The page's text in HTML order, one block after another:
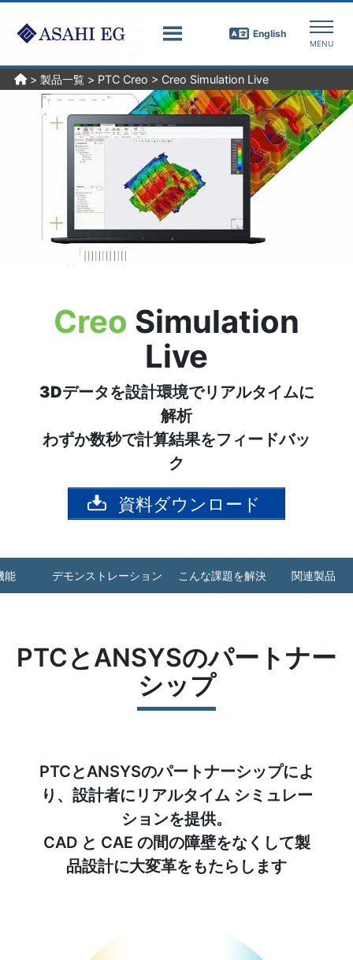
English
>製品一覧 > PTC Creo > Creo Simulation Live
Creo Simulation
Live
3Dデータを設計環境でリアルタイムに
解析
わずか数秒で計算結果をフィードバッ
ク
資料ダウンロード
能 デモンストレーション こんな課題を解決 関連製品
PTCとANSYSのパートナー
シップ
PTCとANSYSのパートナーシップによ
り、設計者にリアルタイム シミュレー
ションを提供。
CAD と CAE の間の障壁をなくして製
品設計に大変革をもたらします